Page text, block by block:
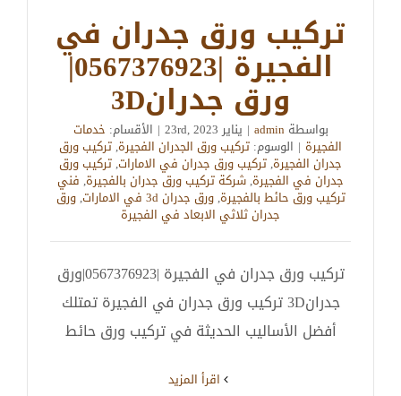
تركيب ورق جدران في
الفجيرة |0567376923|
ورق جدران3D
بواسطةadmin
| يناير 23rd, 2023 | الأقسام: خدمات
الفجيرة | الوسوم: تركيب ورق الجدران الفجيرة,تركيب ورق
جدران الفجيرة,تركيب ورق جدران في الامارات,تركيب ورق
جدران في الفجيرة,شركة تركيب ورق جدران بالفجيرة, فني
تركيب ورق حائط بالفجيرة,ورق جدران 3d في الامارات ,ورق
جدران ثلاثي الابعاد في الفجيرة
تركيب ورق جدران في الفجيرة |0567376923|ورق
جدران3D تركيب ورق جدران في الفجيرة تمتلك
أفضل الأساليب الحديثة في تركيب ورق حائط